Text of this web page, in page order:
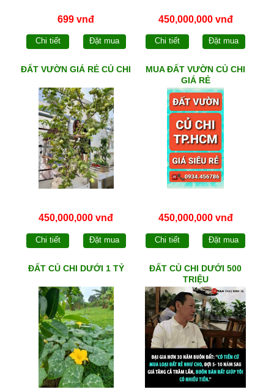
699 vnđ
Chi tiết Đặt mua
450,000,000 vnđ
Chi tiết Đặt mua
ĐẤT VƯỜN GIÁ RẺ CỦ CHI
450,000,000 vnđ
Chi tiết Đặt mua
MUA ĐẤT VƯỜN CỦ CHI
GIÁ RẺ
450,000,000 vnđ
Chi tiết Đặt mua
ĐẤT CỦ CHI DƯỚI 1 TỶ
ĐẤT CỦ CHI DƯỚI 500
TRIỆU